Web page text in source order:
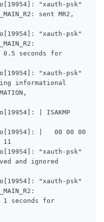
"xauth-psk"
sent MR2,
"xauth-psk"
seconds for
"xauth-psk"
informational
| ISAKMP
|   00 00 00
11
"xauth-psk"
and ignored
"xauth-psk"
seconds for